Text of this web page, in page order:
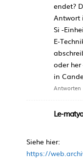
endet?
Antwort
Si -
E-
oder her
in
Antworten
Le-
Siehe hier:
https://